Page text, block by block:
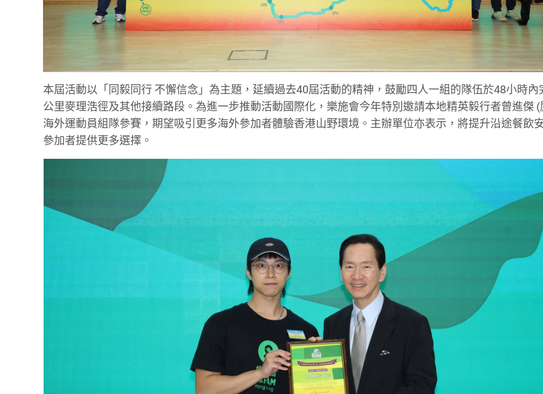
本屆活動以「同毅同行 不懈信念」為主題，延續過去40屆活動的精神，鼓勵四人一組的隊伍於48小時內
公里麥理浩徑及其他接續路段。為進一步推動活動國際化，樂施會今年特別邀請本地精英毅行者曾進傑 (
海外運動員組隊參賽，期望吸引更多海外參加者體驗香港山野環境。主辦單位亦表示，將提升沿途餐飲
參加者提供更多選擇。